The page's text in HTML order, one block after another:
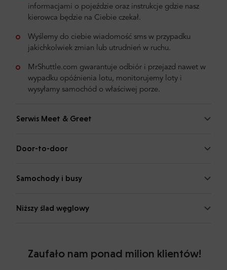
informacjami o pojeździe oraz instrukcje gdzie nasz
kierowca będzie na Ciebie czekał.
Wyślemy do ciebie wiadomość sms w przypadku
jakichkolwiek zmian lub utrudnień w ruchu.
MrShuttle.com gwarantuje odbiór i przejazd nawet w
wypadku opóźnienia lotu, monitorujemy loty i
wysyłamy samochód o właściwej porze.
Serwis Meet & Greet
Door-to-door
Samochody i busy
Niższy ślad węglowy
Zaufało nam ponad milion klientów!